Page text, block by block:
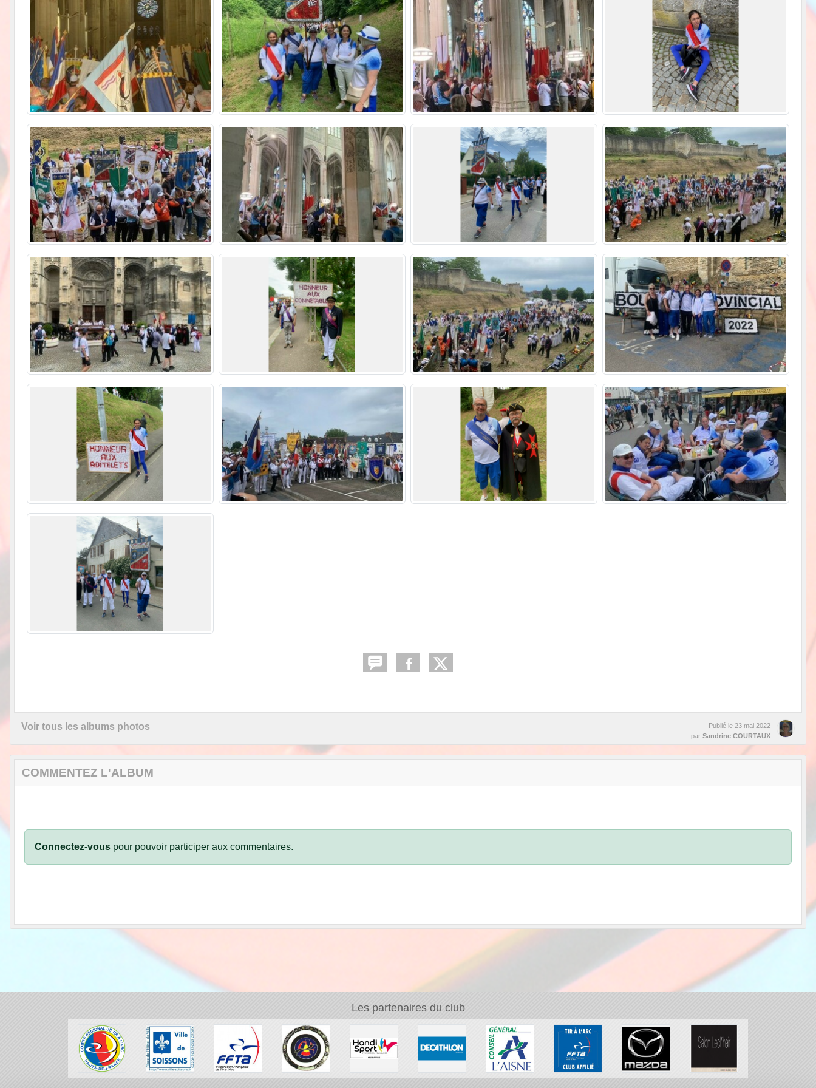
Voir tous les albums photos Publié le 23 mai 2022
par Sandrine COURTAUX
COMMENTEZ L'ALBUM
Connectez-vous pour pouvoir participer aux commentaires.
Les partenaires du club